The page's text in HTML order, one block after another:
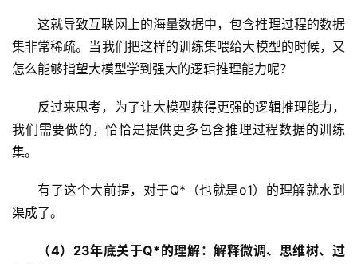
这就导致互联网上的海量数据中，包含推理过程的数据
集非常稀疏。当我们把这样的训练集喂给大模型的时候，又
怎么能够指望大模型学到强大的逻辑推理能力呢？
反过来思考，为了让大模型获得更强的逻辑推理能力，
我们需要做的，恰恰是提供更多包含推理过程数据的训练
集。
有了这个大前提，对于Q*（也就是o1）的理解就水到
渠成了。
（4）23年底关于Q*的理解：解释微调、思维树、过